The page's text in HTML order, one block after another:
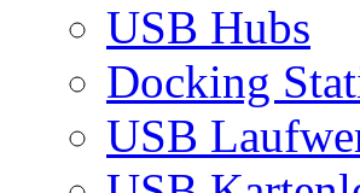
USB Hubs
Docking
USB